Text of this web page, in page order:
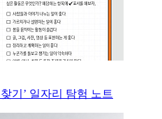
기’ 일자리 탐험 노트